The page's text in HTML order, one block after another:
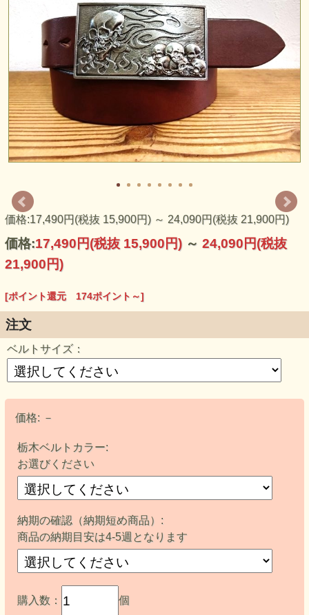
日本のバックル専門店が企画・販売する純国産バックルで
す。日本の職人さんの技が光る、ハイクオリティーな仕上が
りを是非ご堪能下さい！素材はピューター（錫）、リングは
真鍮製です。アンティーク調のカラーで仕上げました。アメ
リカンなテイストながら純日本製に拘って作ったバックルで
す。
～日本から世界へ～ 日本の技術とアメリカのバックル文化
め世界に日本製バックルを日本のバックル文化として世界に
発信していけたらと考えています。
価格:17,490円(税抜 15,900円) ～ 24,090円(税抜 21,900円)
価格:17,490円(税抜 15,900円) ～ 24,090円(税抜
21,900円)
[ポイント還元 174ポイント～]
注文
ベルトサイズ：
価格:－
栃木ベルトカラー:
お選びください
納期の確認（納期短め商品）:
商品の納期目安は4-5週となります
購入数： 個